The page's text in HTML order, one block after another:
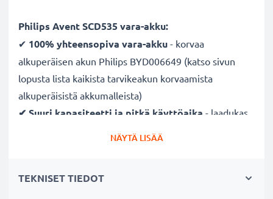
Philips Avent SCD535 vara-akku:
✔ 100% yhteensopiva vara-akku - korvaa
alkuperäisen akun Philips BYD006649 (katso sivun
lopusta lista kaikista tarvikeakun korvaamista
alkuperäisistä akkumalleista)
✔ Suuri kapasiteetti ja pitkä käyttöaika - laadukas
lataustauoilta
NÄYTÄ LISÄÄ
TEKNISET TIEDOT